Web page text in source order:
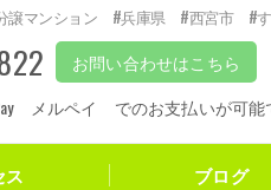
マンション #兵庫県 #西宮市 #す
お問い合わせはこちら
メルペイ でのお支払いが可能
ス ブログ